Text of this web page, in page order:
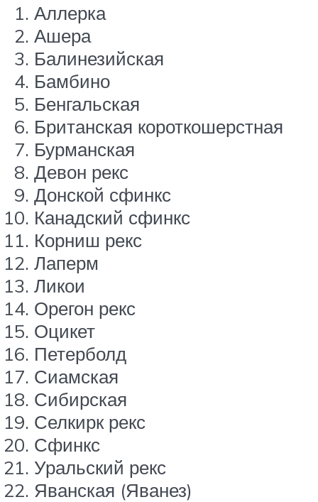
Аллерка
Ашера
Балинезийская
Бамбино
Бенгальская
Британская короткошерстная
Бурманская
Девон рекс
Донской сфинкс
Канадский сфинкс
Корниш рекс
Лаперм
Ликои
Орегон рекс
Оцикет
Петерболд
Сиамская
Сибирская
Селкирк рекс
Сфинкс
Уральский рекс
Яванская (Яванез)